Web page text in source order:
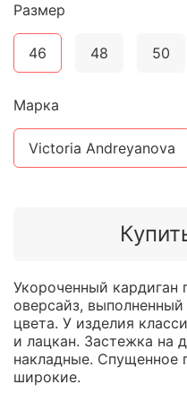
Размер
46 48 50
Марка
Victoria Andreyanova
Укороченный кардиган
оверсайз,
цвета. У изделия
и лацкан. Застежка на
накладные. Спущенное
широкие.